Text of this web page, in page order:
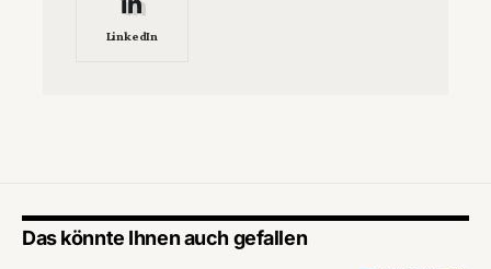
LinkedIn
Das könnte Ihnen auch gefallen